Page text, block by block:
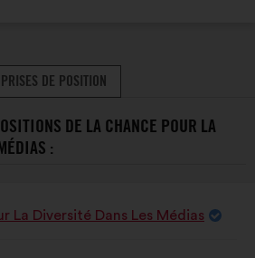
PRISES DE POSITION
DE LA CHANCE POUR LA
:
La Diversité Dans Les Médias